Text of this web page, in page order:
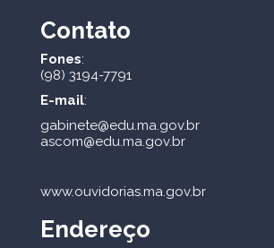
Contato
Fones:
(98) 3194-7791
E-mail:
gabinete@edu.ma.gov.br
ascom@edu.ma.gov.br
www.ouvidorias.ma.gov.br
Endereço